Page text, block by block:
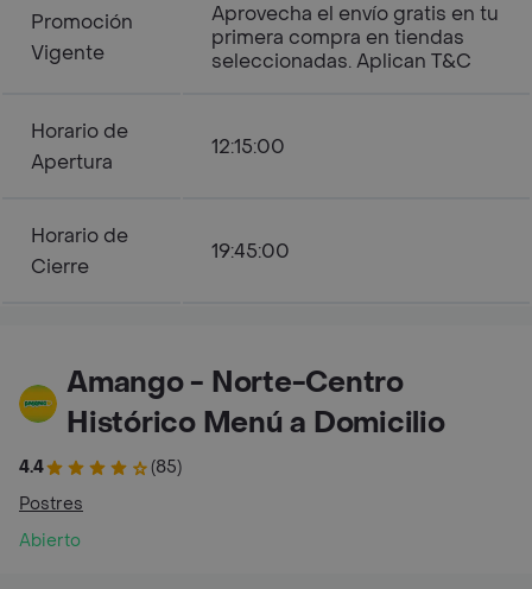
Promoción
Vigente
Aprovecha el envío gratis en tu
primera compra en tiendas
seleccionadas. Aplican T&C
Horario de
Apertura
12:15:00
Horario de
Cierre
19:45:00
Amango - Norte-Centro
Histórico Menú a Domicilio
4.4
(85)
Postres
Abierto